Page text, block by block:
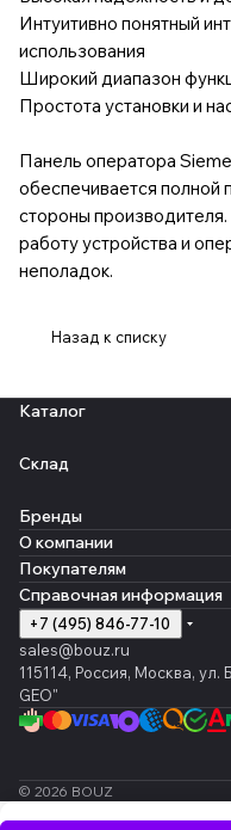
Интуитивно понятный
использования
Широкий диапазон
Простота установки и
Панель оператора
обеспечивается
стороны
работу устройства и
неполадок.
Назад к списку
Каталог
Склад
Бренды
О компании
Покупателям
Справочная информация
+7 (495) 846-77-10
sales@bouz.ru
115114, Россия, Москва, ул.
GEO"
© 2026 BOUZ